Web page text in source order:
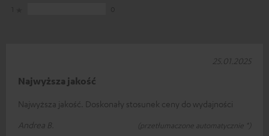
Najwyższa jakość
Najwyższa jakość. Doskonały stosunek ceny do wydajności
Andrea B.
(przetłumaczone automatycznie *)
25.01.2025